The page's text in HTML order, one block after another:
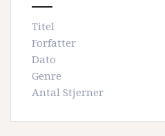
Titel
Forfatter
Dato
Genre
Antal Stjerner